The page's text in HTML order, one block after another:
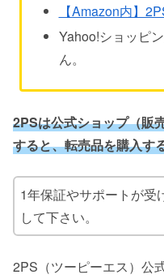
【Amazon内】
Yahoo!ショッピ
ん。
2PSは公式ショップ（販
すると、転売品を購入す
1年保証やサポートが受
して下さい。
2PS（ツーピーエス）公